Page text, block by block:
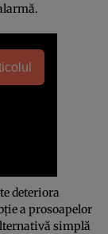
deteriora
a prosoapelor
simplă